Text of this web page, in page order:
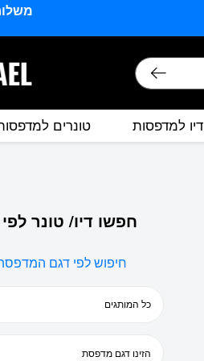
דיו למדפסות טונרים
חפשו דיו/ טונר
חיפוש לפי דגם